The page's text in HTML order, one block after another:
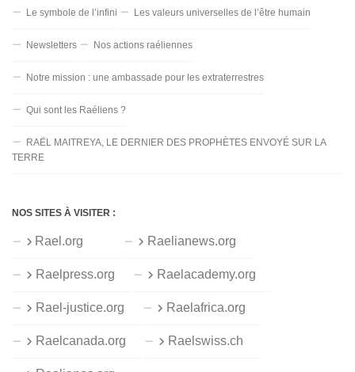
Le symbole de l’infini Les valeurs universelles de l’être humain
Newsletters Nos actions raéliennes
Notre mission : une ambassade pour les extraterrestres
Qui sont les Raéliens ?
RAËL MAITREYA, LE DERNIER DES PROPHÈTES ENVOYÉ SUR LA
TERRE
NOS SITES À VISITER :
Rael.org Raelianews.org
Raelpress.org Raelacademy.org
Rael-justice.org Raelafrica.org
Raelcanada.org Raelswiss.ch